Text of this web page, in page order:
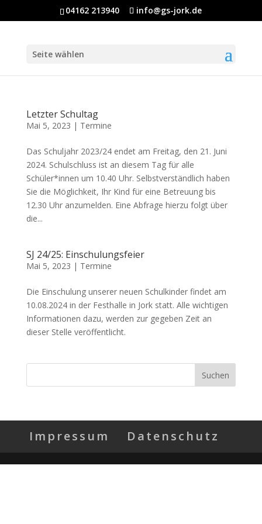
04162 213940 info@gs-jork.de
Seite wählen
Letzter Schultag
Mai 5, 2023 | Termine
Das Schuljahr 2023/24 endet am Freitag, den 21. Juni
2024. Schulschluss ist an diesem Tag für alle
Schüler*innen um 10.40 Uhr. Selbstverständlich haben
Sie die Möglichkeit, Ihr Kind für eine Betreuung bis
12.30 Uhr anzumelden. Eine Abfrage hierzu folgt über
die...
SJ 24/25: Einschulungsfeier
Mai 5, 2023 | Termine
Die Einschulung unserer neuen Schulkinder findet am
10.08.2024 in der Festhalle in Jork statt. Alle wichtigen
Informationen dazu, werden zur gegeben Zeit an
dieser Stelle veröffentlicht.
Impressum Datenschutz